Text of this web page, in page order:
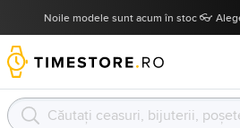
Noile modele sunt acum în stoc 👓